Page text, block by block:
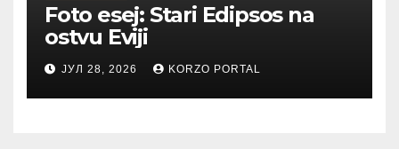
Foto esej: Stari Edipsos na
ostvu Eviji
ЈУЛ 28, 2026 KORZO PORTAL